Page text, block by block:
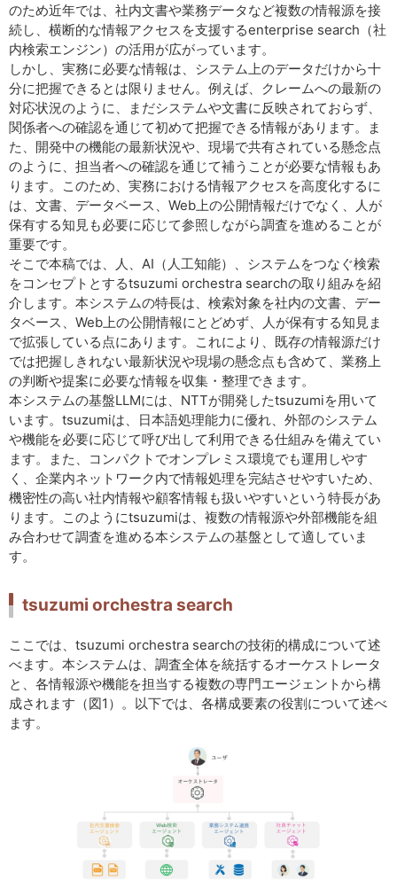
のため近年では、社内文書や業務データなど複数の情報源を接
続し、横断的な情報アクセスを支援するenterprise search（社
内検索エンジン）の活用が広がっています。
しかし、実務に必要な情報は、システム上のデータだけから十
分に把握できるとは限りません。例えば、クレームへの最新の
対応状況のように、まだシステムや文書に反映されておらず、
関係者への確認を通じて初めて把握できる情報があります。ま
た、開発中の機能の最新状況や、現場で共有されている懸念点
のように、担当者への確認を通じて補うことが必要な情報もあ
ります。このため、実務における情報アクセスを高度化するに
は、文書、データベース、Web上の公開情報だけでなく、人が
保有する知見も必要に応じて参照しながら調査を進めることが
重要です。
そこで本稿では、人、AI（人工知能）、システムをつなぐ検索
をコンセプトとするtsuzumi orchestra searchの取り組みを紹
介します。本システムの特長は、検索対象を社内の文書、デー
タベース、Web上の公開情報にとどめず、人が保有する知見ま
で拡張している点にあります。これにより、既存の情報源だけ
では把握しきれない最新状況や現場の懸念点も含めて、業務上
の判断や提案に必要な情報を収集・整理できます。
本システムの基盤LLMには、NTTが開発したtsuzumiを用いて
います。tsuzumiは、日本語処理能力に優れ、外部のシステム
や機能を必要に応じて呼び出して利用できる仕組みを備えてい
ます。また、コンパクトでオンプレミス環境でも運用しやす
く、企業内ネットワーク内で情報処理を完結させやすいため、
機密性の高い社内情報や顧客情報も扱いやすいという特長があ
ります。このようにtsuzumiは、複数の情報源や外部機能を組
み合わせて調査を進める本システムの基盤として適していま
す。
tsuzumi orchestra search
ここでは、tsuzumi orchestra searchの技術的構成について述
べます。本システムは、調査全体を統括するオーケストレータ
と、各情報源や機能を担当する複数の専門エージェントから構
成されます（図1）。以下では、各構成要素の役割について述べ
ます。